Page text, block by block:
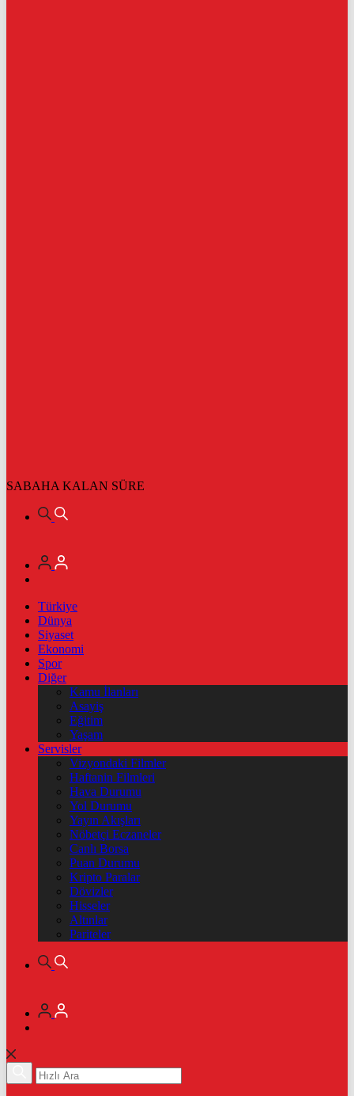
SABAHA KALAN SÜRE
Türkiye
Dünya
Siyaset
Ekonomi
Spor
Diğer
Kamu İlanları
Asayiş
Eğitim
Yaşam
Servisler
Vizyondaki Filmler
Haftanin Filmleri
Hava Durumu
Yol Durumu
Yayın Akışları
Nöbetçi Eczaneler
Canlı Borsa
Puan Durumu
Kripto Paralar
Dövizler
Hisseler
Altınlar
Pariteler